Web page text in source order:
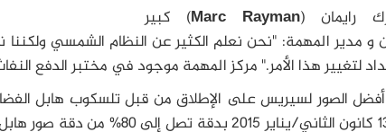
رايمان (Marc Rayman) كبير
و مدير المهمة: "نحن نعلم الكثير عن النظام الشمسي
لتغيير هذا الأمر." مركز المهمة موجود في مختبر الدفع
داون في 13 كانون الثاني/يناير